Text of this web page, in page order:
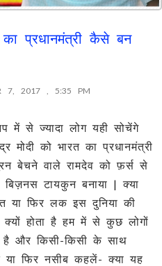
प्रधानमंत्री कैसे बन
7, 2017 , 5:35 PM
से ज्यादा लोग यही सोचेंगे
को भारत का प्रधानमंत्री
बेचने वाले रामदेव को फ़र्स से
टायकुन बनाया | क्या
या फिर लक इस दुनिया की
होता है हम में से कुछ लोगों
है और किसी-किसी के साथ
या फिर नसीब कहलें- क्या यह